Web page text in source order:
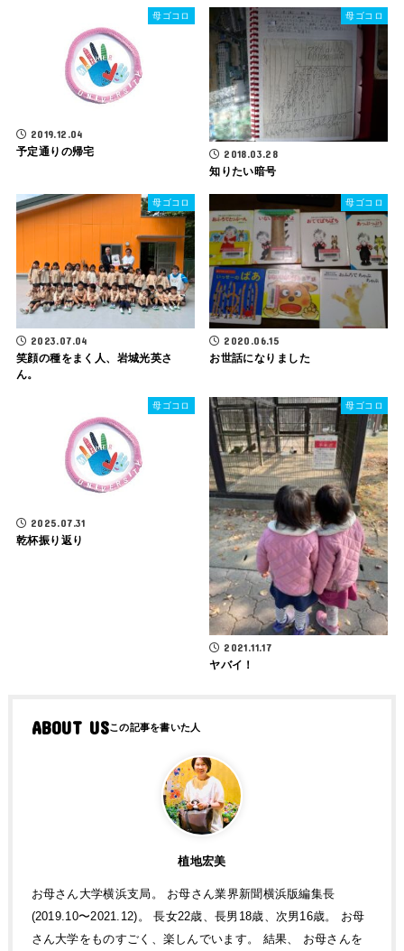
母ゴコロ
2019.12.04
予定通りの帰宅
母ゴコロ
2018.03.28
知りたい暗号
母ゴコロ
2023.07.04
笑顔の種をまく人、岩城光英さ
ん。
母ゴコロ
2020.06.15
お世話になりました
母ゴコロ
2025.07.31
乾杯振り返り
母ゴコロ
2021.11.17
ヤバイ！
ABOUT US
植地宏美
お母さん大学横浜支局。 お母さん業界新聞横浜版編集長
(2019.10〜2021.12)。 長女22歳、長男18歳、次男16歳。 お母
さん大学をものすごく、楽しんでいます。 結果、 お母さんを